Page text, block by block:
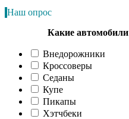
Наш опрос
Какие
Внедорожники
Кроссоверы
Седаны
Купе
Пикапы
Хэтчбеки